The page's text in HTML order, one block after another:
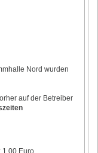
Nord wurden
auf der Betreiber
Euro.